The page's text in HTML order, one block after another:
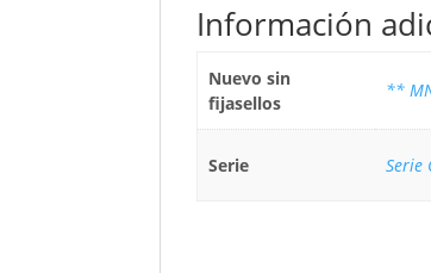
Información
Nuevo sin
fijasellos
**
Serie Serie